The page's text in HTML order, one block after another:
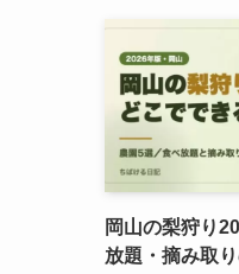
岡山の梨狩り
放題・摘み取